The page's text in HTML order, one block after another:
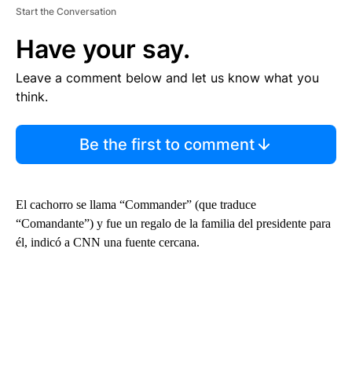
Start the Conversation
Have your say.
Leave a comment below and let us know what you
think.
Be the first to comment
El cachorro se llama “Commander” (que traduce
“Comandante”) y fue un regalo de la familia del presidente para
él, indicó a CNN una fuente cercana.